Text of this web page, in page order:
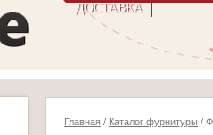
ДОСТАВКА
Главная / Каталог фурнитуры /